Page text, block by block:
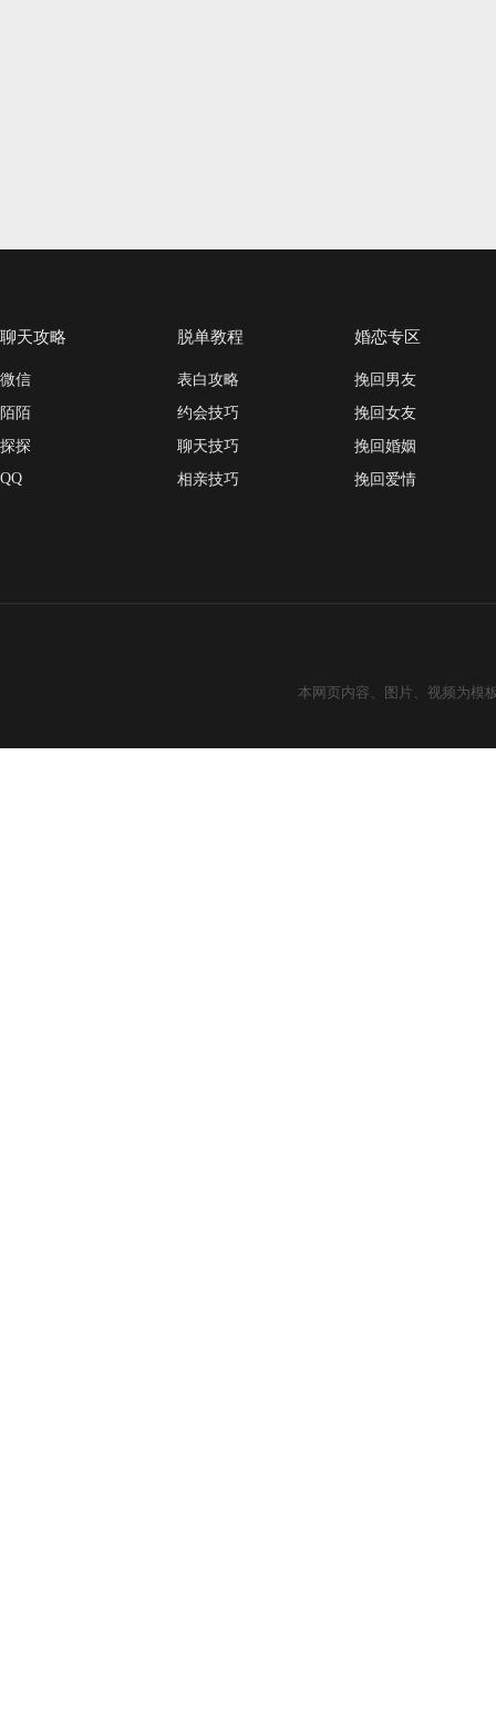
聊天攻略
微信
陌陌
探探
QQ
脱单教程
表白攻略
约会技巧
聊天技巧
相亲技巧
婚恋专区
挽回男友
挽回女友
挽回婚姻
挽回爱情
本网页内容、图片、视频为模